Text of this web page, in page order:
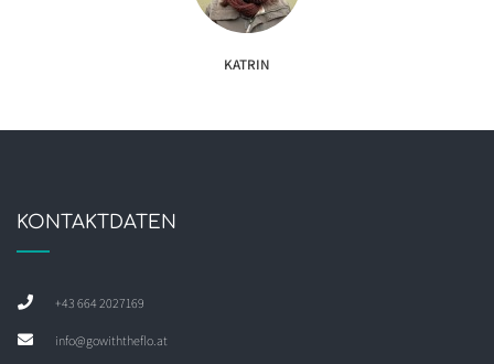
KATRIN
KONTAKTDATEN
+43 664 2027169
info@gowiththeflo.at